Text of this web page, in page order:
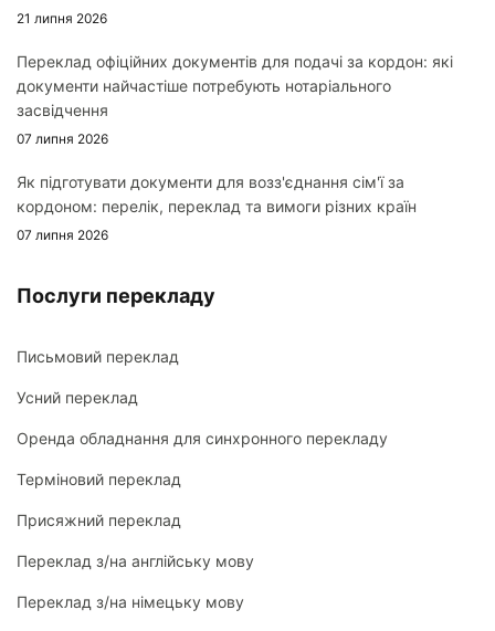
21 липня 2026
Переклад офіційних документів для подачі за кордон: які
документи найчастіше потребують нотаріального
засвідчення
07 липня 2026
Як підготувати документи для возз'єднання сім'ї за
кордоном: перелік, переклад та вимоги різних країн
07 липня 2026
Послуги перекладу
Письмовий переклад
Усний переклад
Оренда обладнання для синхронного перекладу
Терміновий переклад
Присяжний переклад
Переклад з/на англійську мову
Переклад з/на німецьку мову